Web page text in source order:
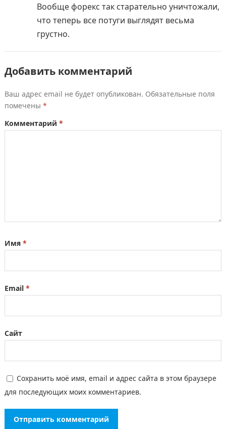
Вообще форекс так старательно уничтожали,
что теперь все потуги выглядят весьма
грустно.
Добавить комментарий
Ваш адрес email не будет опубликован. Обязательные поля
помечены *
Комментарий *
Имя *
Email *
Сайт
Сохранить моё имя, email и адрес сайта в этом браузере
для последующих моих комментариев.